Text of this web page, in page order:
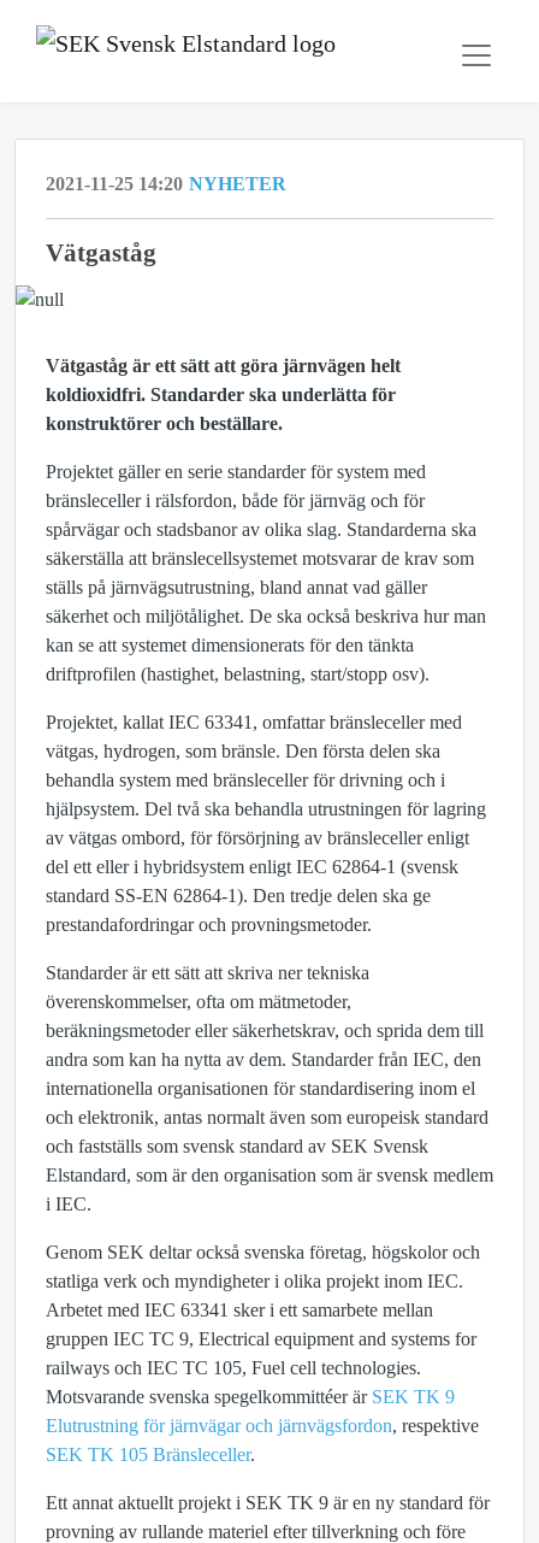
2021-11-25 14:20 NYHETER
Vätgaståg
Vätgaståg är ett sätt att göra järnvägen helt
koldioxidfri. Standarder ska underlätta för
konstruktörer och beställare.
Projektet gäller en serie standarder för system med
bränsleceller i rälsfordon, både för järnväg och för
spårvägar och stadsbanor av olika slag. Standarderna ska
säkerställa att bränslecellsystemet motsvarar de krav som
ställs på järnvägsutrustning, bland annat vad gäller
säkerhet och miljötålighet. De ska också beskriva hur man
kan se att systemet dimensionerats för den tänkta
driftprofilen (hastighet, belastning, start/stopp osv).
Projektet, kallat IEC 63341, omfattar bränsleceller med
vätgas, hydrogen, som bränsle. Den första delen ska
behandla system med bränsleceller för drivning och i
hjälpsystem. Del två ska behandla utrustningen för lagring
av vätgas ombord, för försörjning av bränsleceller enligt
del ett eller i hybridsystem enligt IEC 62864-1 (svensk
standard SS-EN 62864-1). Den tredje delen ska ge
prestandafordringar och provningsmetoder.
Standarder är ett sätt att skriva ner tekniska
överenskommelser, ofta om mätmetoder,
beräkningsmetoder eller säkerhetskrav, och sprida dem till
andra som kan ha nytta av dem. Standarder från IEC, den
internationella organisationen för standardisering inom el
och elektronik, antas normalt även som europeisk standard
och fastställs som svensk standard av SEK Svensk
Elstandard, som är den organisation som är svensk medlem
i IEC.
Genom SEK deltar också svenska företag, högskolor och
statliga verk och myndigheter i olika projekt inom IEC.
Arbetet med IEC 63341 sker i ett samarbete mellan
gruppen IEC TC 9, Electrical equipment and systems for
railways och IEC TC 105, Fuel cell technologies.
Motsvarande svenska spegelkommittéer är SEK TK 9
Elutrustning för järnvägar och järnvägsfordon, respektive
SEK TK 105 Bränsleceller.
Ett annat aktuellt projekt i SEK TK 9 är en ny standard för
provning av rullande materiel efter tillverkning och före